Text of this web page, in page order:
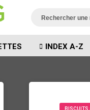
INDEX A-Z
BISCUITS